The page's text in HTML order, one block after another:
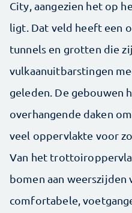
City, aangezien het op
ligt. Dat veld heeft een
tunnels en grotten die
vulkaanuitbarstingen
geleden. De gebouwen
overhangende daken
veel oppervlakte voor
Van het
bomen aan weerszijden
comfortabele,